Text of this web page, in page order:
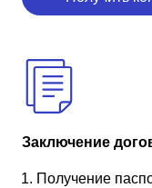
Заключение
Получение